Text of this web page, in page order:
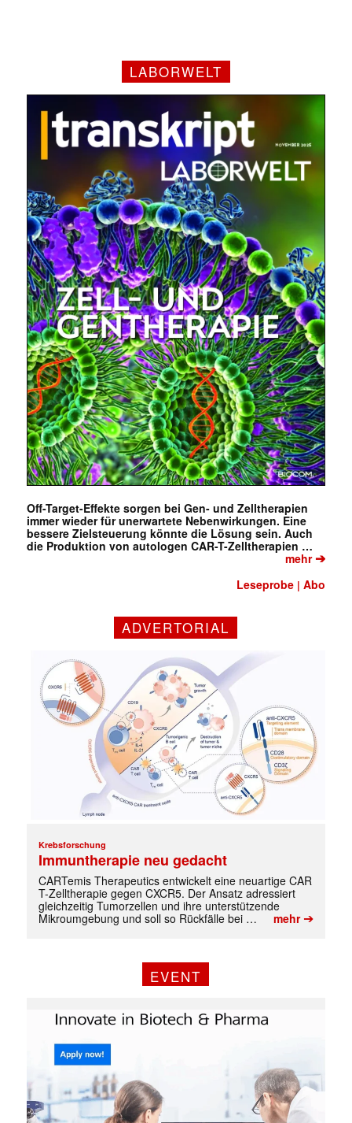
LABORWELT
Off-Target-Effekte sorgen bei Gen- und Zelltherapien
immer wieder für unerwartete Nebenwirkungen. Eine
bessere Zielsteuerung könnte die Lösung sein. Auch
die Produktion von autologen CAR-T-Zelltherapien …
mehr➔
Leseprobe |Abo
ADVERTORIAL
Krebsforschung
Immuntherapie neu gedacht
CARTemis Therapeutics entwickelt eine neuartige CAR
T-Zelltherapie gegen CXCR5. Der Ansatz adressiert
gleichzeitig Tumorzellen und ihre unterstützende
Mikroumgebung und soll so Rückfälle bei …
mehr➔
EVENT